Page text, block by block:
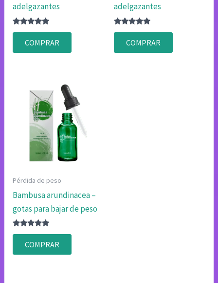
adelgazantes
Valorado
4.80
de 5
COMPRAR
adelgazantes
Valorado
4.75
de 5
COMPRAR
Pérdida de peso
Bambusa arundinacea –
gotas para bajar de peso
Valorado
4.75
de 5
COMPRAR